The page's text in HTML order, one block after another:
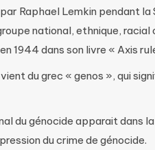
Raphael Lemkin pendant la
national, ethnique,
1944 dans son livre « Axis
du grec « genos », qui
du génocide apparait dans
du crime de génocide.